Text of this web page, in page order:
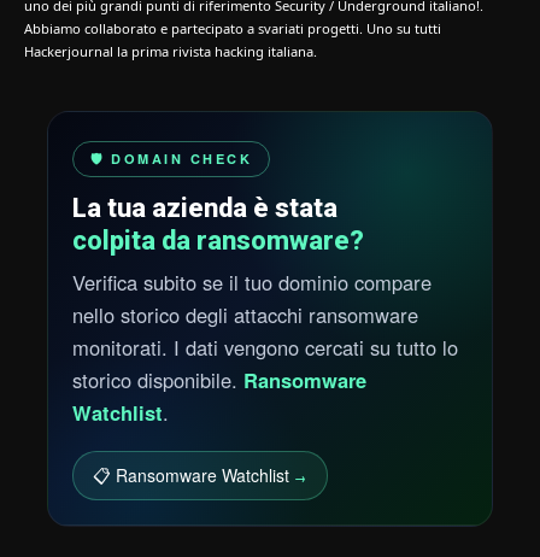
uno dei più grandi punti di riferimento Security / Underground italiano!.
Abbiamo collaborato e partecipato a svariati progetti. Uno su tutti
Hackerjournal la prima rivista hacking italiana.
🛡️ DOMAIN CHECK
La tua azienda è stata
colpita da ransomware?
Verifica subito se il tuo dominio compare
nello storico degli attacchi ransomware
monitorati. I dati vengono cercati su tutto lo
storico disponibile. Ransomware
Watchlist.
📋 Ransomware Watchlist →